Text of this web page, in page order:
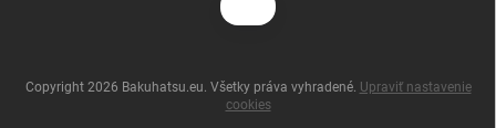
Copyright 2026 Bakuhatsu.eu. Všetky práva vyhradené. Upraviť nastavenie
cookies